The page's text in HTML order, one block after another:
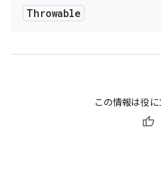
Throwable
この情報は役